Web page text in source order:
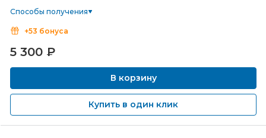
Способы получения
+53 бонуса
5 300 ₽
В корзину
Купить в один клик